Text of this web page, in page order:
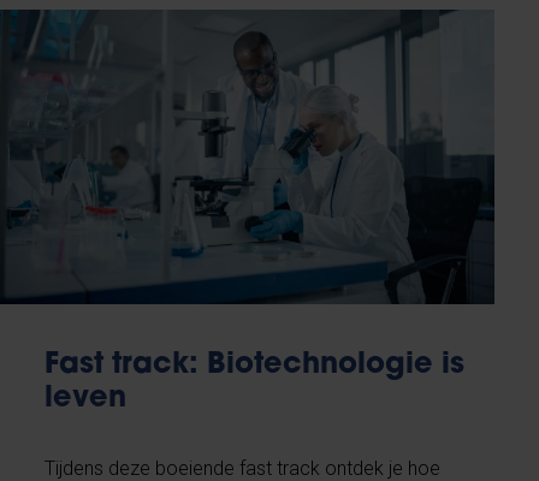
Fast track: Biotechnologie is
leven
Tijdens deze boeiende fast track ontdek je hoe